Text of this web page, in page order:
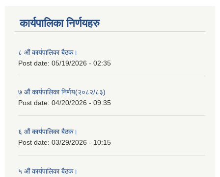
कार्यपालिका निर्णयहरु
८ औं कार्यपालिका बैठक।
Post date: 05/19/2026 - 02:35
७ औं कार्यपालिका निर्णय(२०८२/८३)
Post date: 04/20/2026 - 09:35
६ औं कार्यपालिका बैठक।
Post date: 03/29/2026 - 10:15
५ औं कार्यपालिका बैठक।